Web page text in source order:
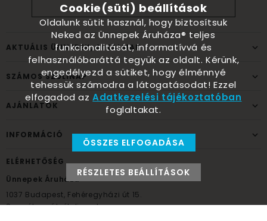
AKTUÁLIS ÜNNEPEK, ALKALMAK
SZÁMOS SZÜLINAP
AJÁNLATOK
INFORMÁCIÓ
ELÉRHETŐSÉG
Ünnepek Áruháza
1037 Budapest, Fehéregyházi út 15.
Személyes átvételi pont
Cookie(süti) beállítások
Oldalunk sütit használ, hogy biztosítsuk
Neked az Ünnepek Áruháza® teljes
funkcionalitását, informatívvá és
felhasználóbaráttá tegyük az oldalt. Kérünk,
engedélyezd a sütiket, hogy élménnyé
tehessük számodra a látogatásodat! Ezzel
elfogadod azAdatkezelési tájékoztatóban
foglaltakat.
ÖSSZES ELFOGADÁSA
RÉSZLETES BEÁLLÍTÁSOK